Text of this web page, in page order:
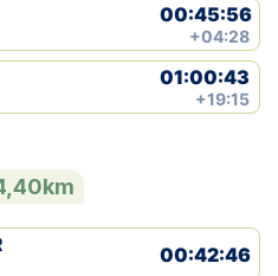
00:45:56
+04:28
01:00:43
+19:15
00:42:46